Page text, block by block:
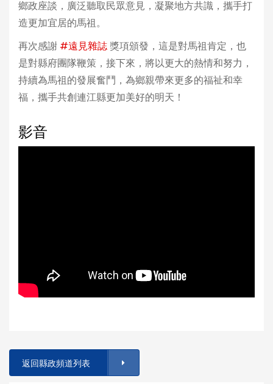
鄉政座談，廣泛聽取民眾意見，凝聚地方共識，攜手打
造更加宜居的馬祖。
再次感謝 #遠見雜誌 獎項頒發，這是對馬祖肯定，也
是對縣府團隊鞭策，接下來，將以更大的熱情和努力，
持續為馬祖的發展奮鬥，為鄉親帶來更多的福祉和幸
福，攜手共創連江縣更加美好的明天！
影音
返回縣政頻道列表